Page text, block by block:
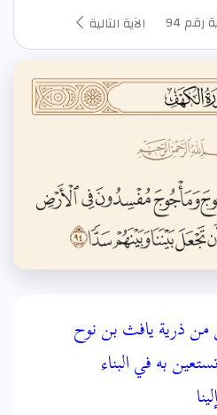
رقم 94 الآية التالية
من ذرية يافث بن نوح
به في البناء